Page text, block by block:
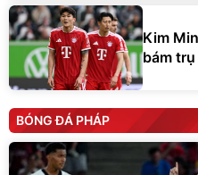
Kim
bám
BÓNG ĐÁ PHÁP